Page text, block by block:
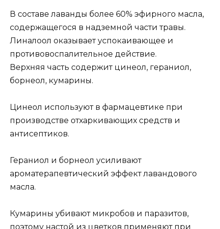
В составе лаванды более 60% эфирного масла,
содержащегося в надземной части травы.
Линалоол оказывает успокаивающее и
противовоспалительное действие.
Верхняя часть содержит цинеол, гераниол,
борнеол, кумарины.
Цинеол используют в фармацевтике при
производстве отхаркивающих средств и
антисептиков.
Гераниол и борнеол усиливают
ароматерапевтический эффект лавандового
масла.
Кумарины убивают микробов и паразитов,
поэтому настой из цветков применяют при